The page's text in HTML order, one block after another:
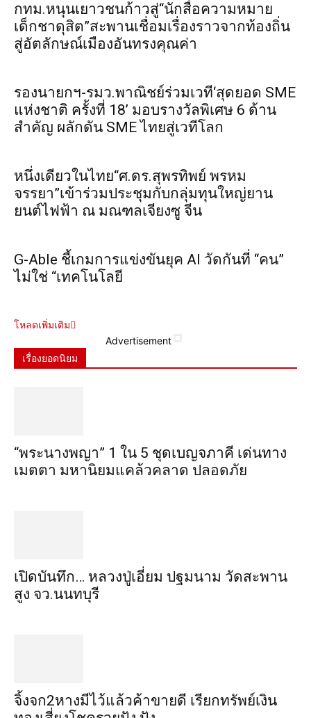
กทม.หนุนเยาวชนก้าวสู่“นักสื่อความหมาย
เด็กชาดุสิต”สะพานเชื่อมเรื่องราวจากท้องถิ่น
สู่อัตลักษณ์เมืองอันทรงคุณค่า
รองนายกฯ-รมว.พาณิชย์ร่วมเวที‘สุดยอด SME
แห่งชาติ ครั้งที่ 18’ มอบรางวัลพิเศษ 6 ด้าน
สำคัญ ผลักดัน SME ไทยสู่เวทีโลก
หนึ่งเดียวในไทย“ศ.ดร.สุพรทิพย์ พรหม
จรรยา”เข้าร่วมประชุมกับกลุ่มทุนใหญ่ยาน
ยนต์ไฟฟ้า ณ มณฑลเจียงซู จีน
G-Able ชี้เกมการแข่งขันยุค AI วัดกันที่ “คน”
ไม่ใช่ “เทคโนโลยี
โหลดเพิ่มเติม
Advertisement
เรื่องยอดนิยม
“พระ​นาง​พญา” 1 ใน 5​ ชุดเบญจ​ภาคี​ เด่นทาง
เมตตา​ มหา​นิยม​แคล้วคลาด​ ปลอดภัย​
เปิดบันทึก… หลวงปู่เอี่ยม ​ปฐม​นาม​ วัดสะพาน
สูง​ จว.นนทบุรี
จิ้งจก​2​หาง​มีไว้แล้ว​ค้าขาย​ดี​ เรียก​ทรัพย์เงิน